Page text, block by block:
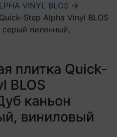
VINYL BLOS →
Step Alpha Vinyl BLOS
серый пиленный,
плитка Quick-
BLOS
каньон
виниловый